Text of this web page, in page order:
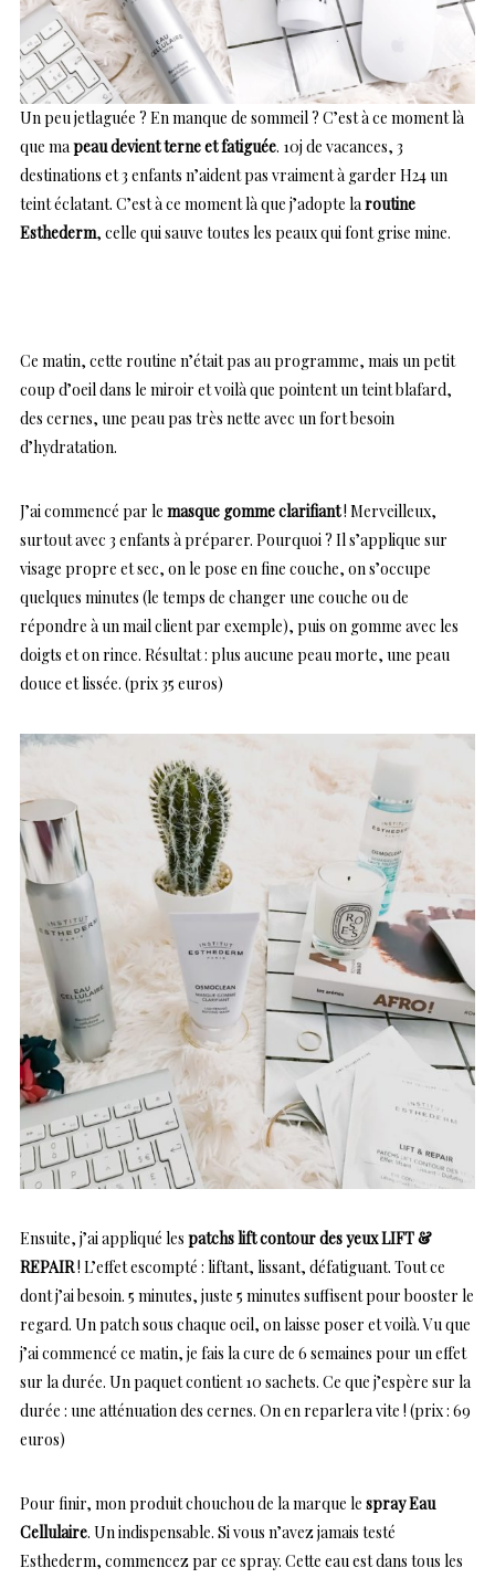
Un peu jetlaguée ? En manque de sommeil ? C’est à ce moment là
que mapeau devient terne et fatiguée. 10j de vacances, 3
destinations et 3 enfants n’aident pas vraiment à garder H24 un
teint éclatant. C’est à ce moment là que j’adopte laroutine
Esthederm, celle qui sauve toutes les peaux qui font grise mine.
Ce matin, cette routine n’était pas au programme, mais un petit
coup d’oeil dans le miroir et voilà que pointent un teint blafard,
des cernes, une peau pas très nette avec un fort besoin
d’hydratation.
J’ai commencé par le masque gomme clarifiant! Merveilleux,
surtout avec 3 enfants à préparer. Pourquoi ? Il s’applique sur
visage propre et sec, on le pose en fine couche, on s’occupe
quelques minutes (le temps de changer une couche ou de
répondre à un mail client par exemple), puis on gomme avec les
doigts et on rince. Résultat : plus aucune peau morte, une peau
douce et lissée. (prix 35 euros)
Ensuite, j’ai appliqué les patchs lift contour des yeux LIFT &
REPAIR! L’effet escompté : liftant, lissant, défatiguant. Tout ce
dont j’ai besoin. 5 minutes, juste 5 minutes suffisent pour booster le
regard. Un patch sous chaque oeil, on laisse poser et voilà. Vu que
j’ai commencé ce matin, je fais la cure de 6 semaines pour un effet
sur la durée. Un paquet contient 10 sachets. Ce que j’espère sur la
durée : une atténuation des cernes. On en reparlera vite ! (prix : 69
euros)
Pour finir, mon produit chouchou de la marque le spray Eau
Cellulaire. Un indispensable. Si vous n’avez jamais testé
Esthederm, commencez par ce spray. Cette eau est dans tous les